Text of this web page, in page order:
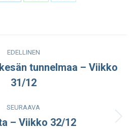
EDELLINEN
julkaisu:
tunnelmaa – Viikko
31/12
SEURAAVA
Seuraava
– Viikko 32/12